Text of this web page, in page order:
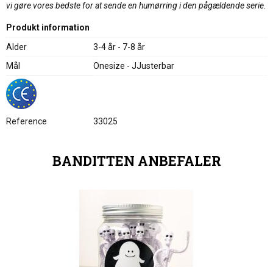
vi gøre vores bedste for at sende en humørring i den pågældende serie.
Produkt information
Alder
3-4 år - 7-8 år
Mål
Onesize - JJusterbar
Reference 33025
BANDITTEN ANBEFALER